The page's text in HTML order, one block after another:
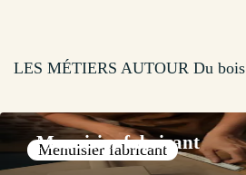
LES MÉTIERS AUTOUR Du bois
Menuisier fabricant
Menuisier fabricant